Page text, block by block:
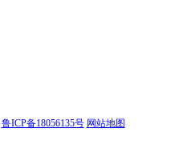
鲁ICP备18056135号 网站地图